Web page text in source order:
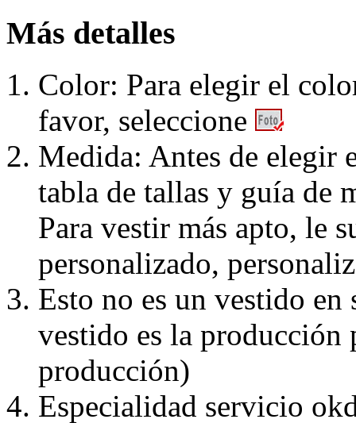
Más detalles
Color: Para elegir el
favor, seleccione
Medida: Antes de elegir
tabla de tallas y guía de
Para vestir más apto, le
personalizado,
Esto no es un vestido
vestido es la producción
producción)
Especialidad servicio